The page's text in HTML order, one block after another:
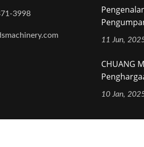
3998
11 Jun,
CHUANG
10 Jan,